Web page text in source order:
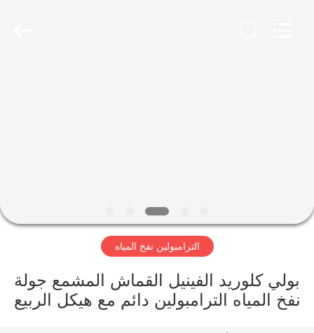
معلومات
جولة
الترامبولين نفخ المياه
بولي كلوريد الفينيل القماش المشمع جولة
نفخ المياه الترامبولين دائم مع هيكل الربيع